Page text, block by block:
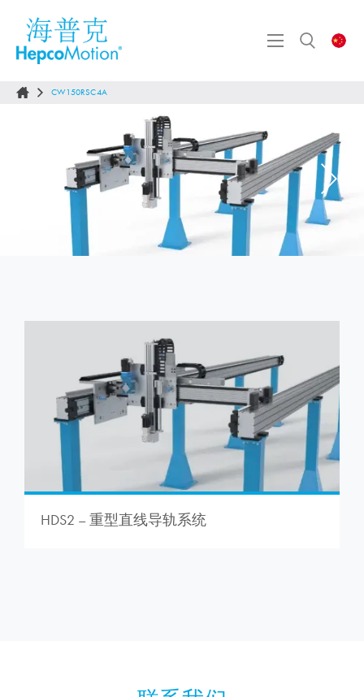
CW150RSC4A
HDS2 – 重型直线导轨系统